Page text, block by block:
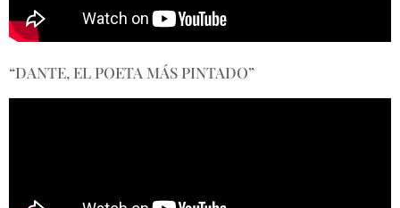
“DANTE, EL POETA MÁS PINTADO”